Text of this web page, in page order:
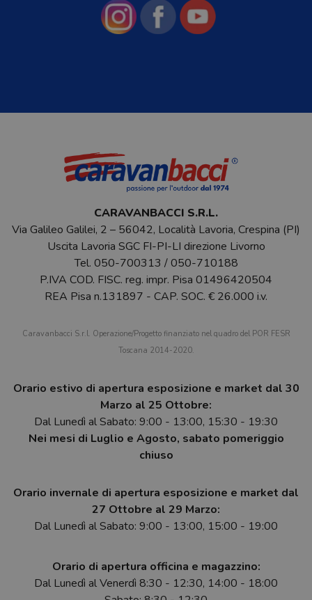
CARAVANBACCI S.R.L.
Via Galileo Galilei, 2 – 56042, Località Lavoria, Crespina (PI)
Uscita Lavoria SGC FI-PI-LI direzione Livorno
Tel. 050-700313 /050-710188
P.IVA COD. FISC. reg. impr. Pisa 01496420504
REA Pisa n.131897 - CAP. SOC. € 26.000 i.v.
Caravanbacci S.r.l. Operazione/Progetto finanziato nel quadro del POR FESR
Toscana 2014-2020.
Orario estivo di apertura esposizione e market dal 30
Marzo al 25 Ottobre:
Dal Lunedì al Sabato: 9:00 - 13:00, 15:30 - 19:30
Nei mesi di Luglio e Agosto, sabato pomeriggio
chiuso
Orario invernale di apertura esposizione e market dal
27 Ottobre al 29 Marzo:
Dal Lunedì al Sabato: 9:00 - 13:00, 15:00 - 19:00
Orario di apertura officina e magazzino:
Dal Lunedì al Venerdì 8:30 - 12:30, 14:00 - 18:00